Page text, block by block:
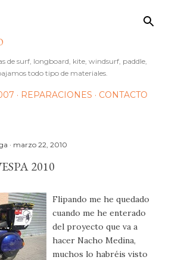
de surf, longboard, kite, windsurf, paddle,
todo tipo de materiales.
REPARACIONES CONTACTO
marzo 22, 2010
2010
Flipando me he quedado
cuando me he enterado
del proyecto que va a
hacer Nacho Medina,
muchos lo habréis visto